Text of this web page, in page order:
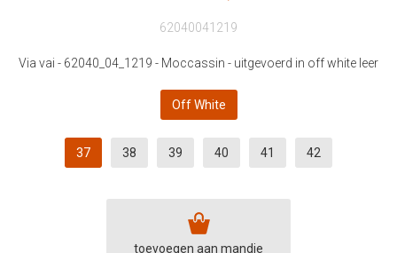
62040041219
Via vai - 62040_04_1219 - Moccassin - uitgevoerd in off white leer
Off White
37 38 39 40 41 42
toevoegen aan mandje